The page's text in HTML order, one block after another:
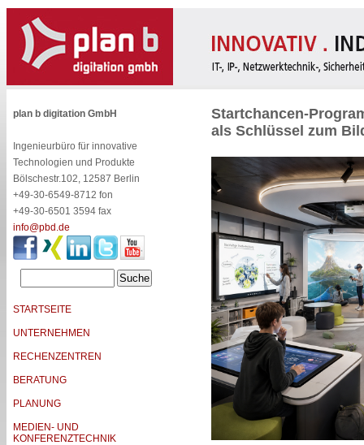
plan b digitation GmbH
Ingenieurbüro für innovative
Technologien und Produkte
Bölschestr.102, 12587 Berlin
+49-30-6549-8712 fon
+49-30-6501 3594 fax
info@pbd.de
STARTSEITE
UNTERNEHMEN
RECHENZENTREN
BERATUNG
PLANUNG
MEDIEN- UND
KONFERENZTECHNIK
Startchancen-
als Schlüssel zum